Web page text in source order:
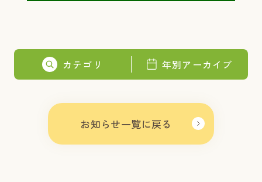
お知らせ一覧に戻る
カテゴリ 年別アーカイブ